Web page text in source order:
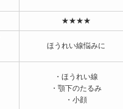
★★★★
ほうれい線悩みに
・ほうれい線
・顎下のたるみ
・小顔